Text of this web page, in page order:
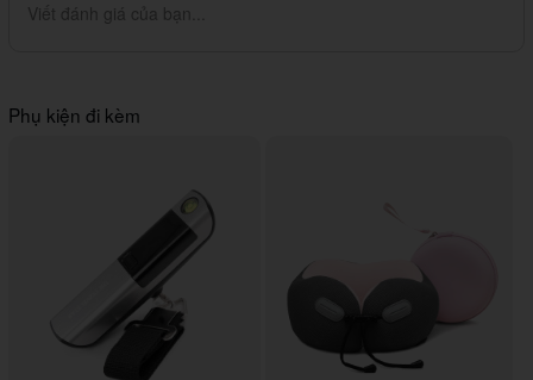
Viết đánh giá của bạn...
Phụ kiện đi kèm